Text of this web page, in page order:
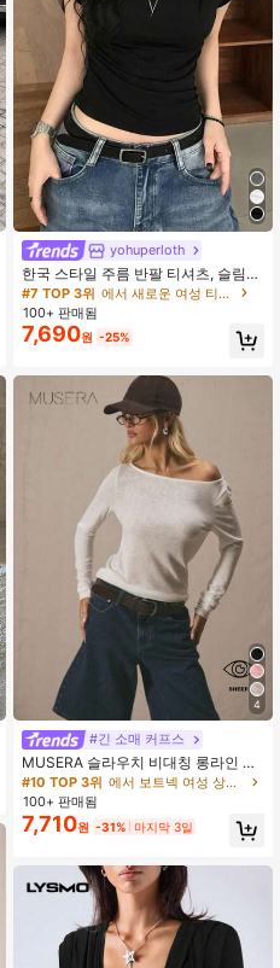
yohuperloth
한국 스타일 주름 반팔 티셔츠, 슬림
핏, 허리 라인 강조, 다용도 탑 캐주얼
블랙
#7 TOP 3위
에서 새로운 여성 티셔츠
100+ 판매됨
7,690원 -25%
4
#긴 소매 커프스
MUSERA 슬라우치 비대칭 롱라인 긴
팔 저지 탑 여름 귀여운 휴가 90년대 Y
2k 직장 일상 캐주얼 귀여운 축제 개학
야외 봄 휴가
#10 TOP 3위
에서 보트넥 여성 상의, 블라우스 & 티
100+ 판매됨
7,710원 -31% 마지막 3일